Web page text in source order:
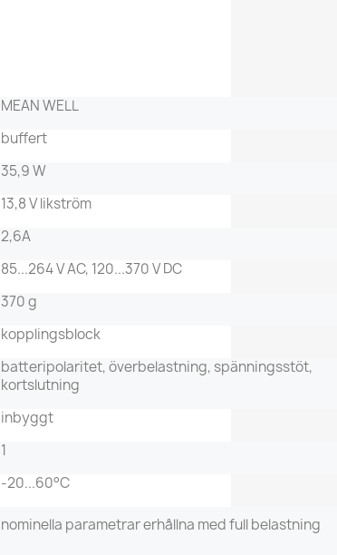
MEAN WELL
buffert
35,9 W
13,8 V likström
2,6A
85...264 V AC, 120...370 V DC
370 g
kopplingsblock
batteripolaritet, överbelastning, spänningsstöt,
kortslutning
inbyggt
1
-20...60°C
nominella parametrar erhållna med full belastning